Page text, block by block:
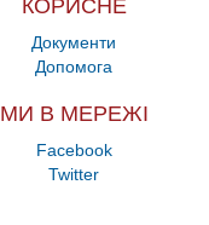
КОРИСНЕ
Документи
Допомога
МИ В МЕРЕЖІ
Facebook
Twitter